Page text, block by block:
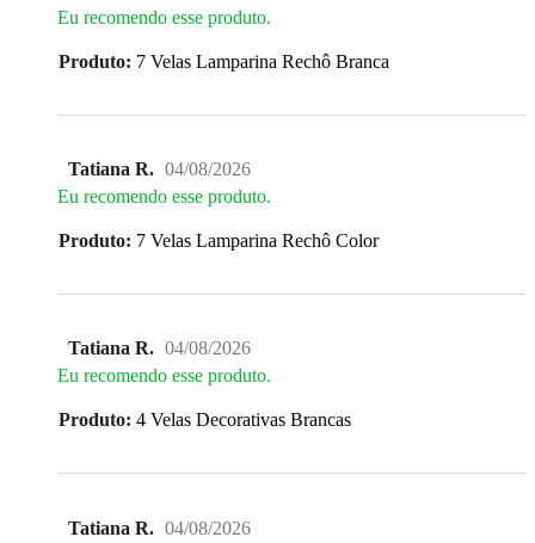
Eu recomendo esse produto.
Produto: 7 Velas Lamparina Rechô Branca
Tatiana R. 04/08/2026
Eu recomendo esse produto.
Produto: 7 Velas Lamparina Rechô Color
Tatiana R. 04/08/2026
Eu recomendo esse produto.
Produto: 4 Velas Decorativas Brancas
Tatiana R. 04/08/2026